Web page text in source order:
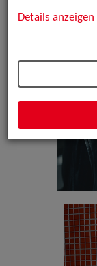
Details anzeigen